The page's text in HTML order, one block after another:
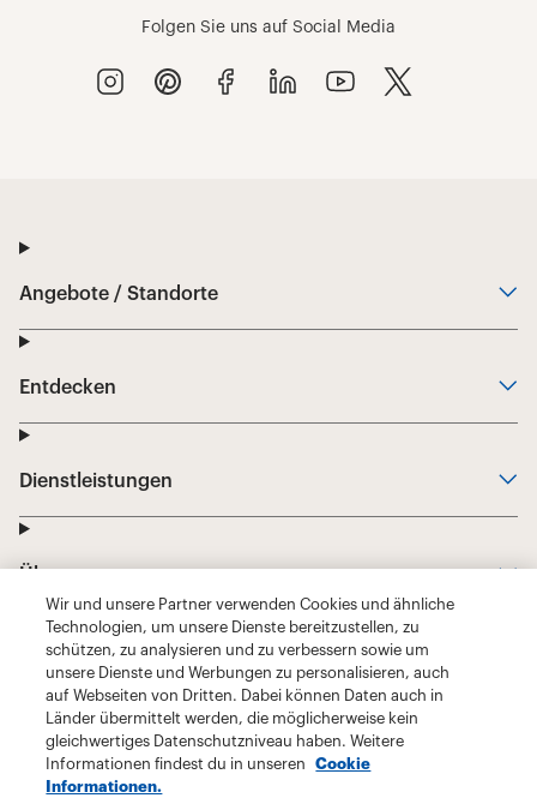
Wir und unsere Partner verwenden Cookies und ähnliche
Technologien, um unsere Dienste bereitzustellen, zu
schützen, zu analysieren und zu verbessern sowie um
unsere Dienste und Werbungen zu personalisieren, auch
auf Webseiten von Dritten. Dabei können Daten auch in
Länder übermittelt werden, die möglicherweise kein
gleichwertiges Datenschutzniveau haben. Weitere
Informationen findest du in unseren
Cookie
Informationen.